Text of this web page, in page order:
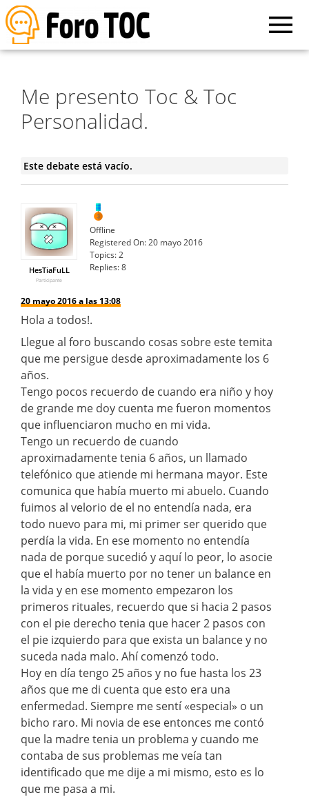
Me presento Toc & Toc
Personalidad.
Este debate está vacío.
HesTiaFuLL
Participante
Offline
Registered On:20 mayo 2016
Topics:2
Replies:8
20 mayo 2016 a las 13:08
Hola a todos!.
Llegue al foro buscando cosas sobre este temita
que me persigue desde aproximadamente los 6
años.
Tengo pocos recuerdo de cuando era niño y hoy
de grande me doy cuenta me fueron momentos
que influenciaron mucho en mi vida.
Tengo un recuerdo de cuando
aproximadamente tenia 6 años, un llamado
telefónico que atiende mi hermana mayor. Este
comunica que había muerto mi abuelo. Cuando
fuimos al velorio de el no entendía nada, era
todo nuevo para mi, mi primer ser querido que
perdía la vida. En ese momento no entendía
nada de porque sucedió y aquí lo peor, lo asocie
que el había muerto por no tener un balance en
la vida y en ese momento empezaron los
primeros rituales, recuerdo que si hacia 2 pasos
con el pie derecho tenia que hacer 2 pasos con
el pie izquierdo para que exista un balance y no
suceda nada malo. Ahí comenzó todo.
Hoy en día tengo 25 años y no fue hasta los 23
años que me di cuenta que esto era una
enfermedad. Siempre me sentí «especial» o un
bicho raro. Mi novia de ese entonces me contó
que la madre tenia un problema y cuando me
contaba de sus problemas me veía tan
identificado que me dije a mi mismo, esto es lo
que me pasa a mi.